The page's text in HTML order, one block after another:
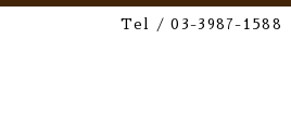
Tel / 03-3987-1588